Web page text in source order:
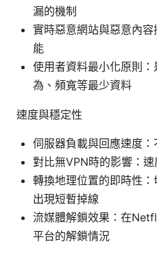
漏的機制
實時惡意網站與惡意內
能
使用者資料最小化原則
為、頻寬等最少資料
速度與穩定性
伺服器負載與回應速度
對比無VPN時的影響：
轉換地理位置的即時性
出現短暫掉線
流媒體解鎖效果：在
平台的解鎖情況